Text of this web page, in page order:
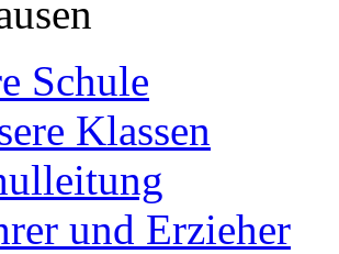
Schule
Klassen
und Erzieher